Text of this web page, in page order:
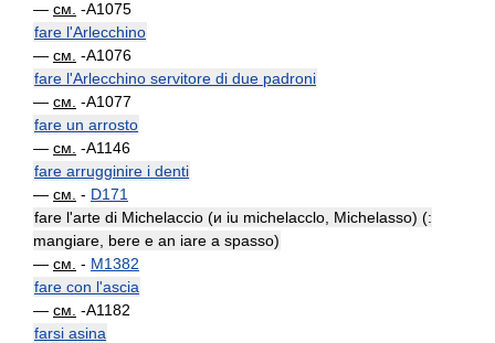
— см. -A1075
fare l'Arlecchino
— см. -A1076
fare l'Arlecchino servitore di due padroni
— см. -A1077
fare un arrosto
— см. -A1146
fare arrugginire i denti
— см. - D171
fare l'arte di Michelaccio (и iu michelacclo, Michelasso) (:
mangiare, bere e an iare a spasso)
— см. - M1382
fare con l'ascia
— см. -A1182
farsi asina